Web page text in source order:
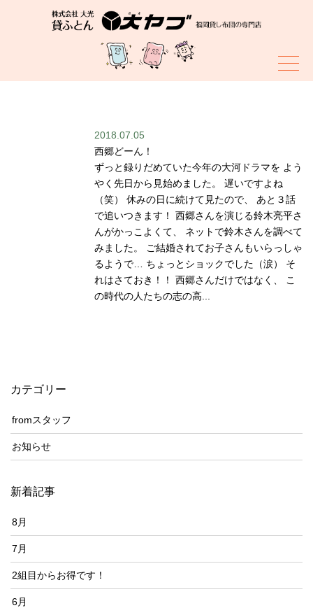
スタッフブログ
2018.07.05
西郷どーん！
ずっと録りだめていた今年の大河ドラマを よう
やく先日から見始めました。 遅いですよね
（笑） 休みの日に続けて見たので、 あと３話
で追いつきます！ 西郷さんを演じる鈴木亮平さ
んがかっこよくて、 ネットで鈴木さんを調べて
みました。 ご結婚されてお子さんもいらっしゃ
るようで… ちょっとショックでした（涙） そ
れはさておき！！ 西郷さんだけではなく、 こ
の時代の人たちの志の高...
カテゴリー
fromスタッフ
お知らせ
新着記事
8月
7月
2組目からお得です！
6月